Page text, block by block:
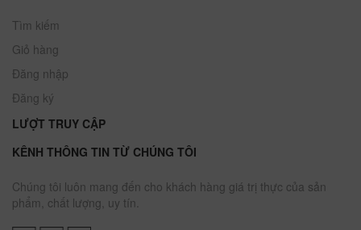
Tìm kiếm
Giỏ hàng
Đăng nhập
Đăng ký
LƯỢT TRUY CẬP
KÊNH THÔNG TIN TỪ CHÚNG TÔI
Chúng tôi luôn mang đến cho khách hàng giá trị thực của sản
phẩm, chất lượng, uy tín.